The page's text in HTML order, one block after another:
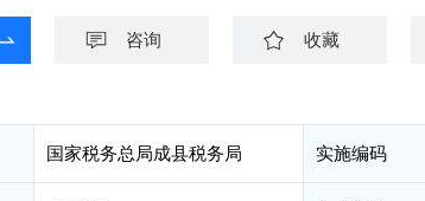
咨询 收藏
国家税务总局成县税务局 实施编码